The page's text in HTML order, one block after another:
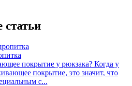
статьи
покрытие у рюкзака? Когда у
покрытие, это значит, что
с...